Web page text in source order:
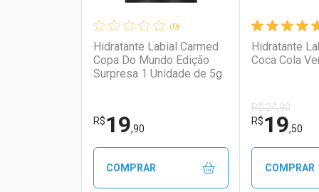
(0)
Hidratante Labial Carmed
Copa Do Mundo Edição
Surpresa 1 Unidade de 5g
R$19,90
COMPRAR
Hidratante
Coca Cola
R$ 24,90
R$19,50
COMPRAR